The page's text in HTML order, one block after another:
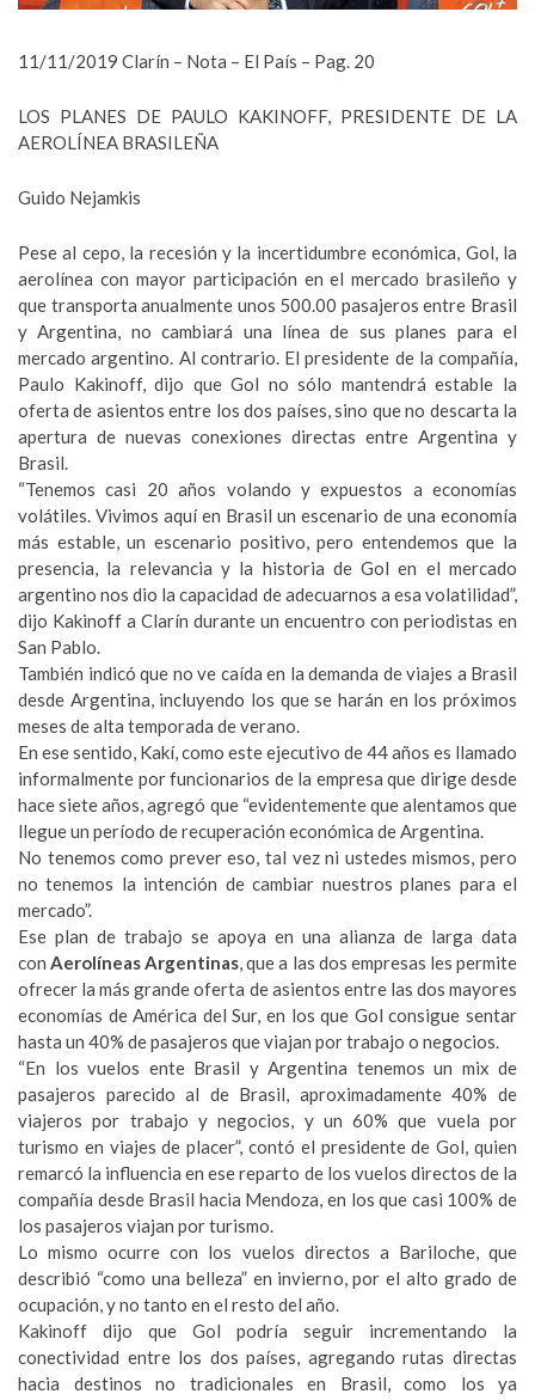
11/11/2019 Clarín – Nota – El País – Pag. 20
LOS PLANES DE PAULO KAKINOFF, PRESIDENTE DE LA
AEROLÍNEA BRASILEÑA
Guido Nejamkis
Pese al cepo, la recesión y la incertidumbre económica, Gol, la
aerolínea con mayor participación en el mercado brasileño y
que transporta anualmente unos 500.00 pasajeros entre Brasil
y Argentina, no cambiará una línea de sus planes para el
mercado argentino. Al contrario. El presidente de la compañía,
Paulo Kakinoff, dijo que Gol no sólo mantendrá estable la
oferta de asientos entre los dos países, sino que no descarta la
apertura de nuevas conexiones directas entre Argentina y
Brasil.
“Tenemos casi 20 años volando y expuestos a economías
volátiles. Vivimos aquí en Brasil un escenario de una economía
más estable, un escenario positivo, pero entendemos que la
presencia, la relevancia y la historia de Gol en el mercado
argentino nos dio la capacidad de adecuarnos a esa volatilidad”,
dijo Kakinoff a Clarín durante un encuentro con periodistas en
San Pablo.
También indicó que no ve caída en la demanda de viajes a Brasil
desde Argentina, incluyendo los que se harán en los próximos
meses de alta temporada de verano.
En ese sentido, Kakí, como este ejecutivo de 44 años es llamado
informalmente por funcionarios de la empresa que dirige desde
hace siete años, agregó que “evidentemente que alentamos que
llegue un período de recuperación económica de Argentina.
No tenemos como prever eso, tal vez ni ustedes mismos, pero
no tenemos la intención de cambiar nuestros planes para el
mercado”.
Ese plan de trabajo se apoya en una alianza de larga data
conAerolíneas Argentinas, que a las dos empresas les permite
ofrecer la más grande oferta de asientos entre las dos mayores
economías de América del Sur, en los que Gol consigue sentar
hasta un 40% de pasajeros que viajan por trabajo o negocios.
“En los vuelos ente Brasil y Argentina tenemos un mix de
pasajeros parecido al de Brasil, aproximadamente 40% de
viajeros por trabajo y negocios, y un 60% que vuela por
turismo en viajes de placer”, contó el presidente de Gol, quien
remarcó la influencia en ese reparto de los vuelos directos de la
compañía desde Brasil hacia Mendoza, en los que casi 100% de
los pasajeros viajan por turismo.
Lo mismo ocurre con los vuelos directos a Bariloche, que
describió “como una belleza” en invierno, por el alto grado de
ocupación, y no tanto en el resto del año.
Kakinoff dijo que Gol podría seguir incrementando la
conectividad entre los dos países, agregando rutas directas
hacia destinos no tradicionales en Brasil, como los ya